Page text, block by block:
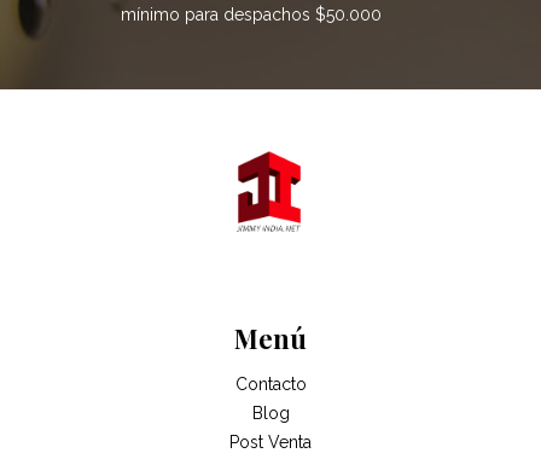
mínimo para despachos $50.000
Menú
Contacto
Blog
Post Venta